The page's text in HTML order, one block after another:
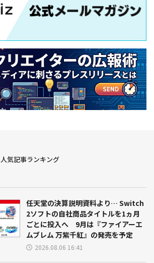
人気記事ランキング
任天堂の決算説明資料より… Switch
2ソフトの自社商品タイトルを1ヵ月
ごとに投入へ 9月は『ファイアーエ
ムブレム 万紫千紅』の発売を予定
2026.08.06 16:41